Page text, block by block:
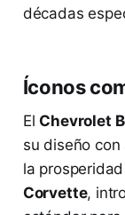
décadas
Íconos
El Chevrolet
su diseño
la
Corvette,